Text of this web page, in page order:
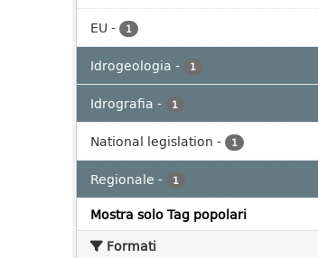
EU - 1
Idrogeologia - 1
Idrografia - 1
National legislation - 1
Regionale - 1
Mostra solo Tag popolari
Formati